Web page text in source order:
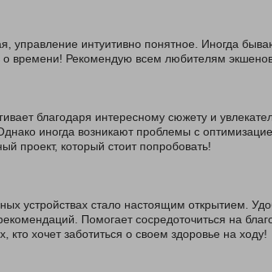
управление интуитивно понятное. Иногда
времени! Рекомендую всем любителям экшенов
благодаря интересному сюжету и
иногда возникают проблемы с
проект, который стоит попробовать!
устройствах стало настоящим открытием.
Помогает сосредоточиться на
хочет заботиться о своем здоровье на ходу!